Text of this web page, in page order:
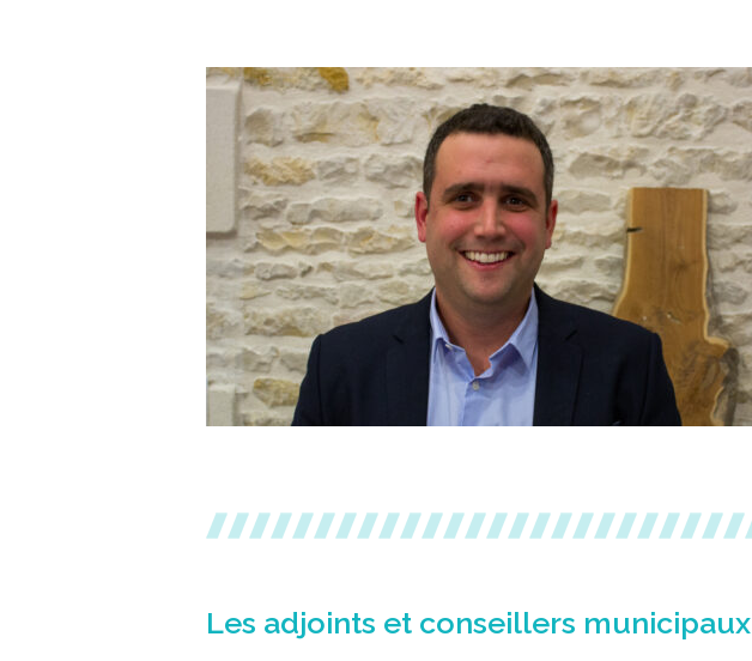
Les adjoints et conseillers municipaux